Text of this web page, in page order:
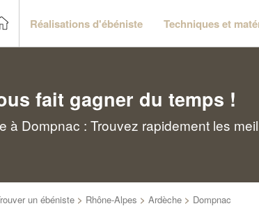
Réalisations d'ébéniste Techniques et
fait gagner du temps !
à Dompnac : Trouvez rapidement les
un ébéniste > Rhône-Alpes > Ardèche > Dompnac